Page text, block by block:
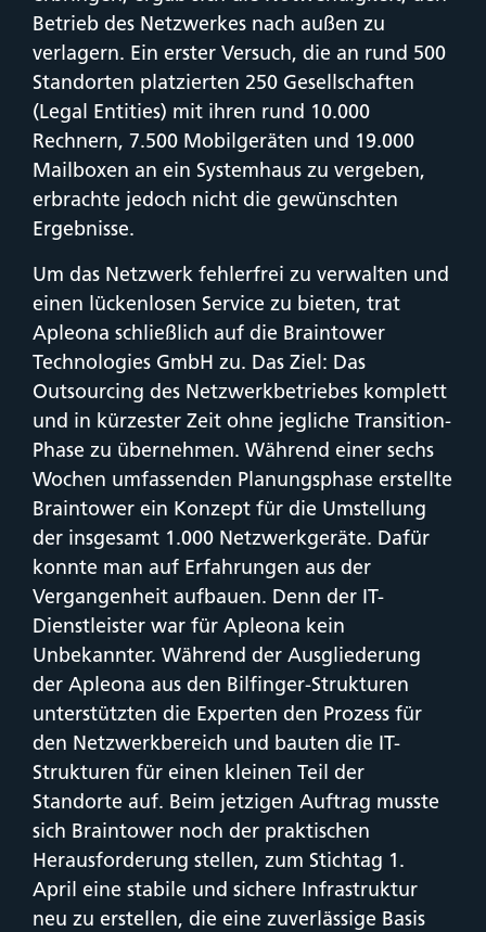
Betrieb des Netzwerkes nach außen zu
verlagern. Ein erster Versuch, die an rund 500
Standorten platzierten 250 Gesellschaften
(Legal Entities) mit ihren rund 10.000
Rechnern, 7.500 Mobilgeräten und 19.000
Mailboxen an ein Systemhaus zu vergeben,
erbrachte jedoch nicht die gewünschten
Ergebnisse.
Um das Netzwerk fehlerfrei zu verwalten und
einen lückenlosen Service zu bieten, trat
Apleona schließlich auf die Braintower
Technologies GmbH zu. Das Ziel: Das
Outsourcing des Netzwerkbetriebes komplett
und in kürzester Zeit ohne jegliche Transition-
Phase zu übernehmen. Während einer sechs
Wochen umfassenden Planungsphase erstellte
Braintower ein Konzept für die Umstellung
der insgesamt 1.000 Netzwerkgeräte. Dafür
konnte man auf Erfahrungen aus der
Vergangenheit aufbauen. Denn der IT-
Dienstleister war für Apleona kein
Unbekannter. Während der Ausgliederung
der Apleona aus den Bilfinger-Strukturen
unterstützten die Experten den Prozess für
den Netzwerkbereich und bauten die IT-
Strukturen für einen kleinen Teil der
Standorte auf. Beim jetzigen Auftrag musste
sich Braintower noch der praktischen
Herausforderung stellen, zum Stichtag 1.
April eine stabile und sichere Infrastruktur
neu zu erstellen, die eine zuverlässige Basis